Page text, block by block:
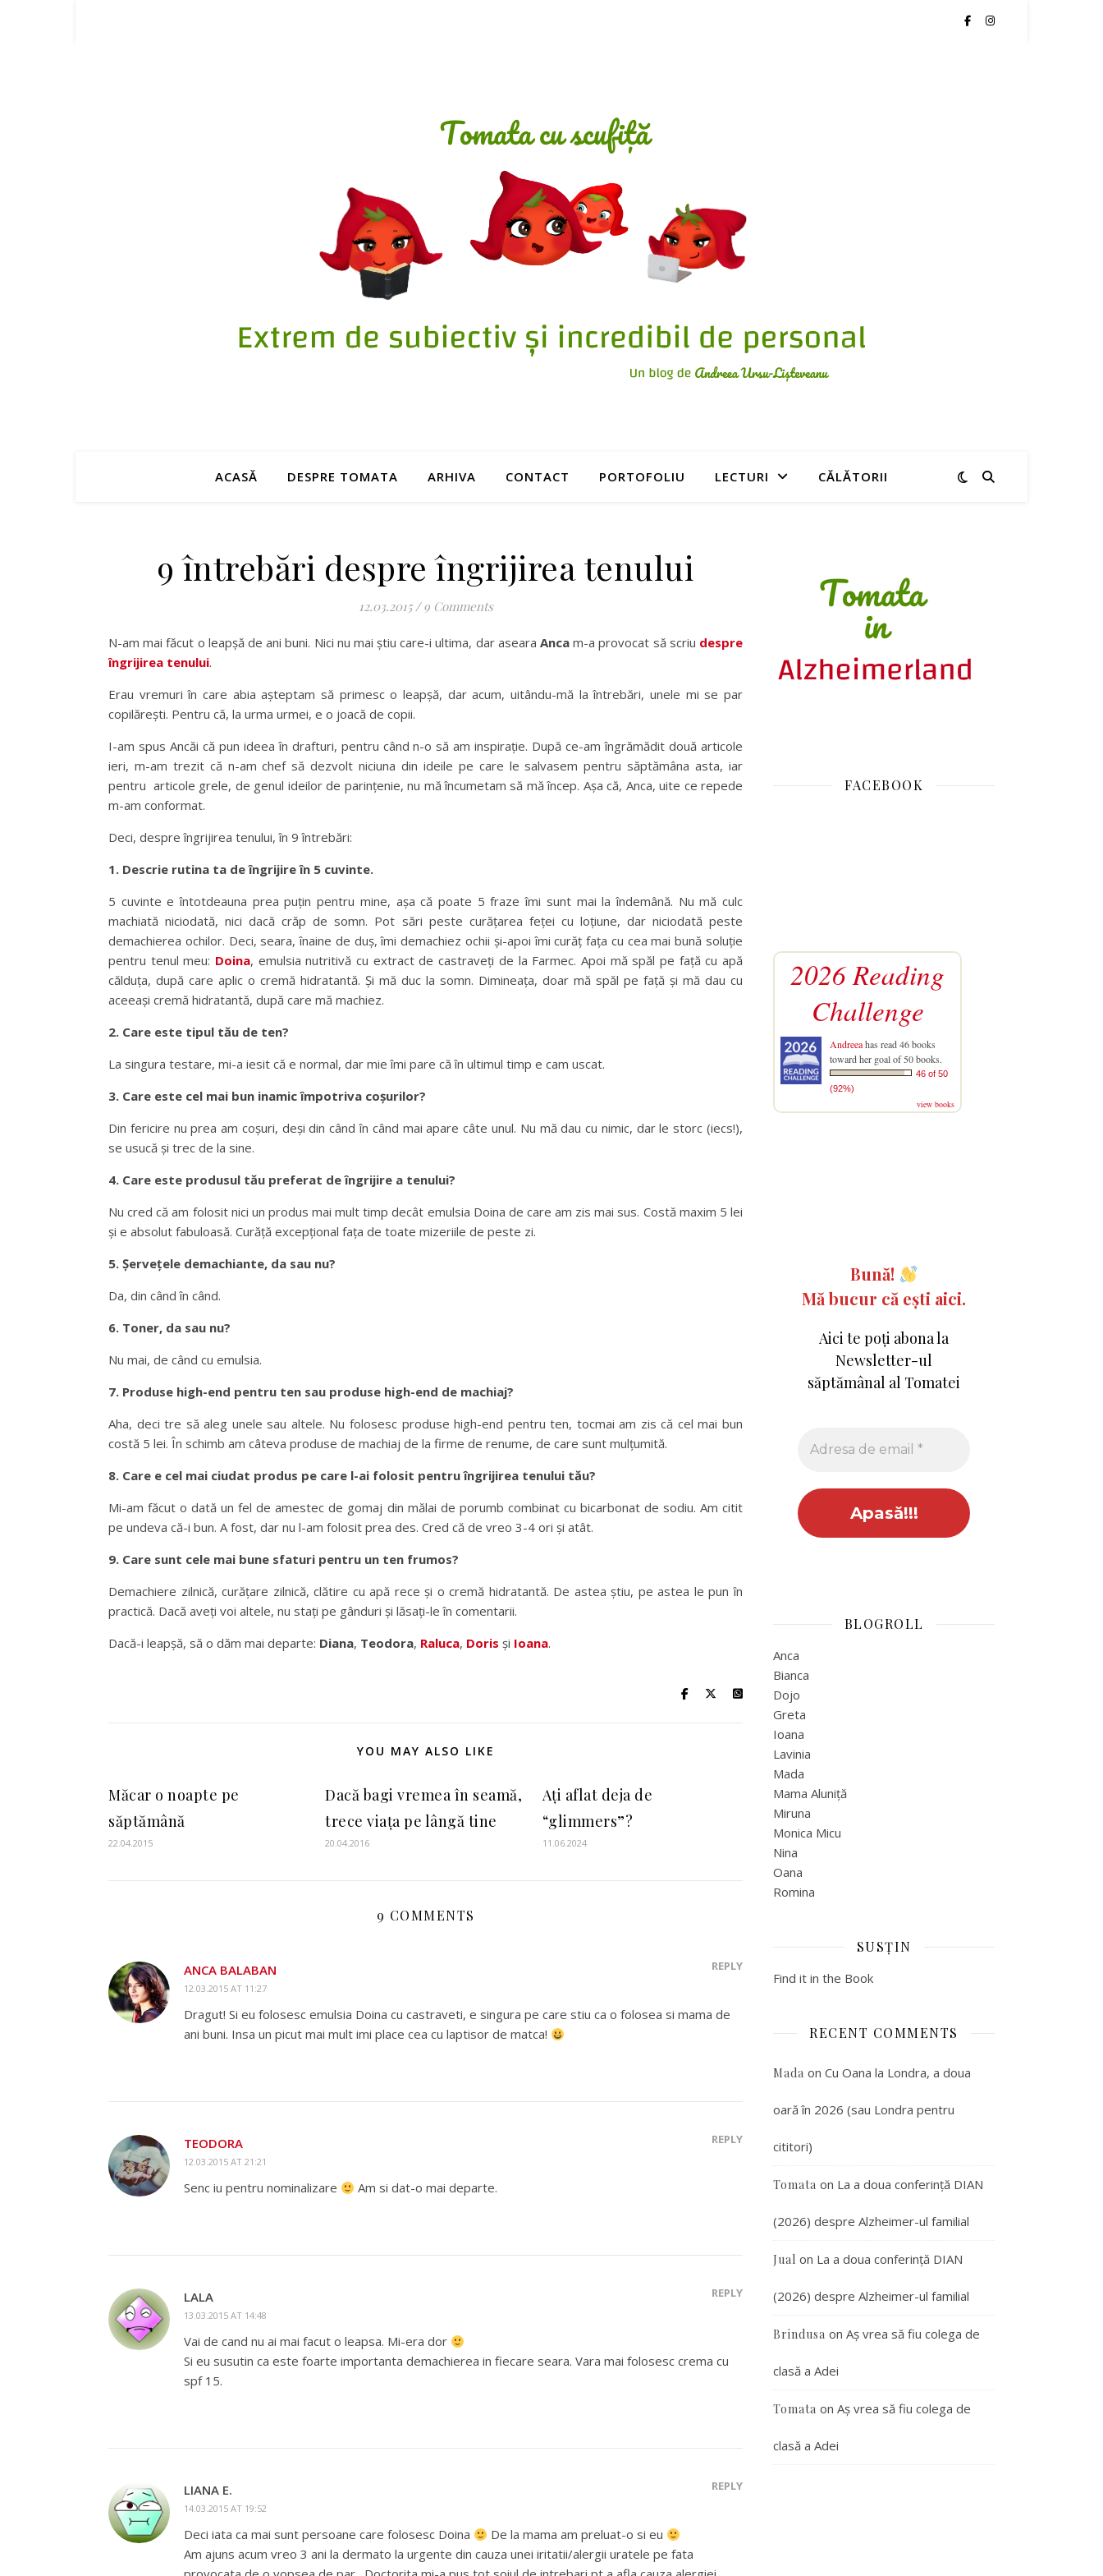
ACASĂ DESPRE TOMATA ARHIVA CONTACT PORTOFOLIU LECTURI CĂLĂTORII
9 întrebări despre îngrijirea tenului
12.03.2015 / 9 Comments
N-am mai făcut o leapșă de ani buni. Nici nu mai știu care-i ultima, dar asearaAnca m-a provocat să scriu despre
îngrijirea tenului.
Erau vremuri în care abia așteptam să primesc o leapșă, dar acum, uitându-mă la întrebări, unele mi se par
copilărești. Pentru că, la urma urmei, e o joacă de copii.
I-am spus Ancăi că pun ideea în drafturi, pentru când n-o să am inspirație. După ce-am îngrămădit două articole
ieri, m-am trezit că n-am chef să dezvolt niciuna din ideile pe care le salvasem pentru săptămâna asta, iar
pentru articole grele, de genul ideilor de parințenie, nu mă încumetam să mă încep. Așa că, Anca, uite ce repede
m-am conformat.
Deci, despre îngrijirea tenului, în 9 întrebări:
1. Descrie rutina ta de îngrijire în 5 cuvinte.
5 cuvinte e întotdeauna prea puțin pentru mine, așa că poate 5 fraze îmi sunt mai la îndemână. Nu mă culc
machiată niciodată, nici dacă crăp de somn. Pot sări peste curățarea feței cu loțiune, dar niciodată peste
demachierea ochilor. Deci, seara, înaine de duș, îmi demachiez ochii și-apoi îmi curăț fața cu cea mai bună soluție
pentru tenul meu: Doina, emulsia nutritivă cu extract de castraveți de la Farmec. Apoi mă spăl pe față cu apă
călduța, după care aplic o cremă hidratantă. Și mă duc la somn. Dimineața, doar mă spăl pe față și mă dau cu
aceeași cremă hidratantă, după care mă machiez.
2. Care este tipul tău de ten?
La singura testare, mi-a iesit că e normal, dar mie îmi pare că în ultimul timp e cam uscat.
3. Care este cel mai bun inamic împotriva coșurilor?
Din fericire nu prea am coșuri, deși din când în când mai apare câte unul. Nu mă dau cu nimic, dar le storc (iecs!),
se usucă și trec de la sine.
4. Care este produsul tău preferat de îngrijire a tenului?
Nu cred că am folosit nici un produs mai mult timp decât emulsia Doina de care am zis mai sus. Costă maxim 5 lei
și e absolut fabuloasă. Curăță excepțional fața de toate mizeriile de peste zi.
5. Șervețele demachiante, da sau nu?
Da, din când în când.
6. Toner, da sau nu?
Nu mai, de când cu emulsia.
7. Produse high-end pentru ten sau produse high-end de machiaj?
Aha, deci tre să aleg unele sau altele. Nu folosesc produse high-end pentru ten, tocmai am zis că cel mai bun
costă 5 lei. În schimb am câteva produse de machiaj de la firme de renume, de care sunt mulțumită.
8. Care e cel mai ciudat produs pe care l-ai folosit pentru îngrijirea tenului tău?
Mi-am făcut o dată un fel de amestec de gomaj din mălai de porumb combinat cu bicarbonat de sodiu. Am citit
pe undeva că-i bun. A fost, dar nu l-am folosit prea des. Cred că de vreo 3-4 ori și atât.
9. Care sunt cele mai bune sfaturi pentru un ten frumos?
Demachiere zilnică, curățare zilnică, clătire cu apă rece și o cremă hidratantă. De astea știu, pe astea le pun în
practică. Dacă aveți voi altele, nu stați pe gânduri și lăsați-le în comentarii.
Dacă-i leapșă, să o dăm mai departe: Diana, Teodora, Raluca, Doris și Ioana.
YOU MAY ALSO LIKE
Măcar o noapte pe
săptămână
22.04.2015
Dacă bagi vremea în seamă,
trece viața pe lângă tine
20.04.2016
Ați aflat deja de
“glimmers”?
11.06.2024
9 COMMENTS
ANCA BALABAN
12.03.2015 AT 11:27
REPLY
Dragut! Si eu folosesc emulsia Doina cu castraveti, e singura pe care stiu ca o folosea si mama de
ani buni. Insa un picut mai mult imi place cea cu laptisor de matca!
TEODORA
12.03.2015 AT 21:21
REPLY
Senc iu pentru nominalizare Am si dat-o mai departe.
LALA
13.03.2015 AT 14:48
REPLY
Vai de cand nu ai mai facut o leapsa. Mi-era dor
Si eu susutin ca este foarte importanta demachierea in fiecare seara. Vara mai folosesc crema cu
spf 15.
LIANA E.
14.03.2015 AT 19:52
REPLY
Deci iata ca mai sunt persoane care folosesc Doina
De la mama am preluat-o si eu
Am ajuns acum vreo 3 ani la dermato la urgente din cauza unei iritatii/alergii uratele pe fata
FACEBOOK
2026 Reading
Challenge
Andreeahas read 46 books
toward her goal of 50 books.
46 of 50
(92%)
view books
Bună!
Mă bucur că ești aici.
Aici te poți abona la
Newsletter-ul
săptămânal al Tomatei
BLOGROLL
Anca
Bianca
Dojo
Greta
Ioana
Lavinia
Mada
Mama Aluniță
Miruna
Monica Micu
Nina
Oana
Romina
SUSȚIN
Find it in the Book
RECENT COMMENTS
Mada on Cu Oana la Londra, a doua
oară în 2026 (sau Londra pentru
cititori)
Tomata on La a doua conferință DIAN
(2026) despre Alzheimer-ul familial
Jual on La a doua conferință DIAN
(2026) despre Alzheimer-ul familial
Brindusa on Aș vrea să fiu colega de
clasă a Adei
Tomata on Aș vrea să fiu colega de
clasă a Adei